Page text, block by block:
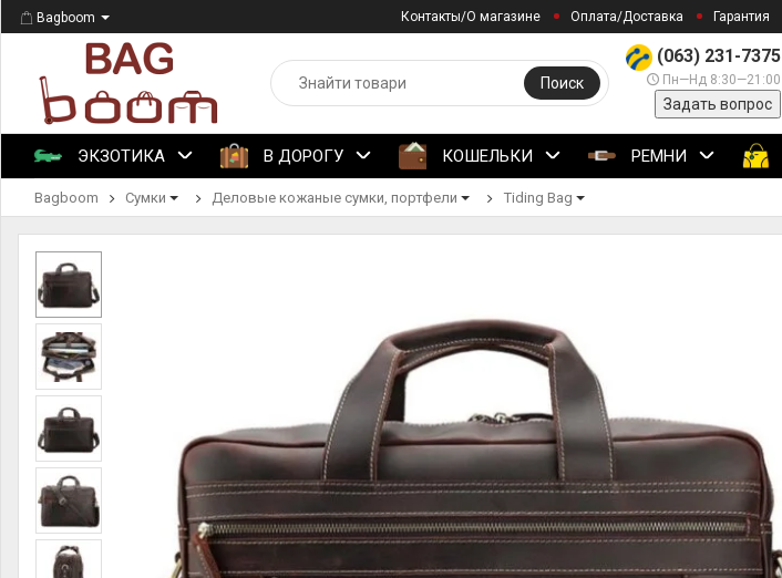
Bagboom Контакты/О магазине Оплата/Доставка Гарантия
(063) 231-7375
Пн—Нд 8:30—21:00
Задать вопрос
Поиск
ЭКЗОТИКА В ДОРОГУ КОШЕЛЬКИ РЕМНИ
Bagboom Сумки Деловые кожаные сумки, портфели Tiding Bag